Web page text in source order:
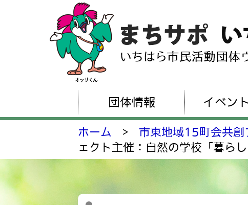
団体情報 イベン
ホーム > 市東地域15町会共創
ェクト主催：自然の学校「暮ら